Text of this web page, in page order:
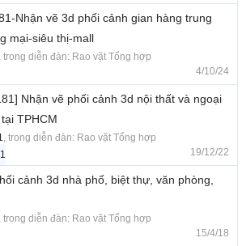
Nhận vẽ 3d phối cảnh gian hàng trung
mại-siêu thị-mall
, trong diễn đàn: Rao vặt Tổng hợp
4/10/24
Nhận vẽ phối cảnh 3d nội thất và ngoại
TPHCM
, trong diễn đàn: Rao vặt Tổng hợp
19/12/22
cảnh 3d nhà phố, biệt thự, văn phòng,
, trong diễn đàn: Rao vặt Tổng hợp
15/4/18